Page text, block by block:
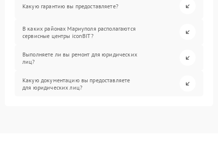
Какую гарантию вы предоставляете?
В каких районах Мариуполя располагаются
сервисные центры iconBIT?
Выполняете ли вы ремонт для юридических
лиц?
Какую документацию вы предоставляете
для юридических лиц?